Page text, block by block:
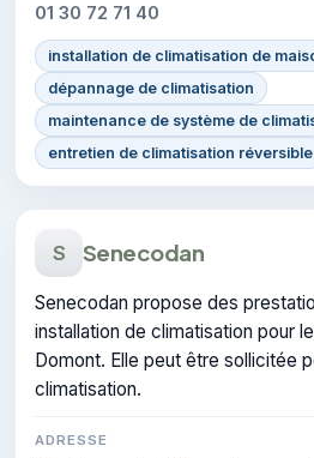
01 30 72 71 40
installation de climatisation de
dépannage de climatisation
maintenance de système de
entretien de climatisation réversible
S Senecodan
Senecodan propose des
installation de climatisation pour
Domont. Elle peut être sollicitée
climatisation.
ADRESSE